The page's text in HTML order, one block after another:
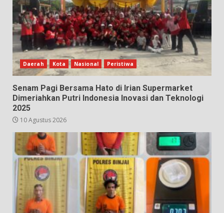
Daerah Kota Nasional Peristiwa
Senam Pagi Bersama Hato di Irian Supermarket
Dimeriahkan Putri Indonesia Inovasi dan Teknologi
2025
10 Agustus 2026